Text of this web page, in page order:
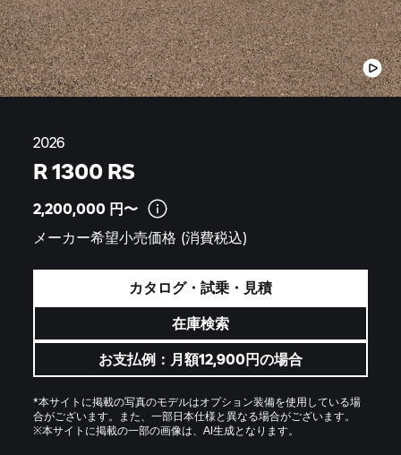
2026
R 1300 RS
2,200,000 円〜
メーカー希望小売価格 (消費税込)
カタログ・試乗・見積
在庫検索
お支払例：月額12,900円の場合
*本サイトに掲載の写真のモデルはオプション装備を使用している場
合がございます。また、一部日本仕様と異なる場合がございます。
※本サイトに掲載の一部の画像は、AI生成となります。